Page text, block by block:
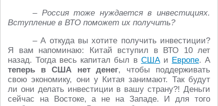
– Россия тоже нуждается в инвестициях.
Вступление в ВТО поможет их получить?
– А откуда вы хотите получить инвестиции?
Я вам напоминаю: Китай вступил в ВТО 10 лет
назад. Тогда весь капитал был в СШАи Европе. А
теперь в США нет денег, чтобы поддер­живать
свою экономику, они у Китая занимают. Так будут
ли они делать инвестиции в вашу страну?! Деньги
сейчас на Востоке, а не на Западе. И для того